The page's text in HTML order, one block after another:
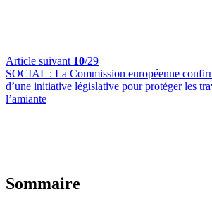
Article suivant 10/29
SOCIAL : La Commission européenne
d’une initiative législative pour protéger les
l’amiante
Sommaire